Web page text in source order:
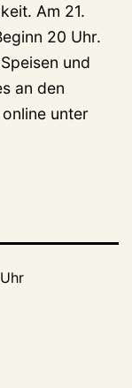
Am 21.
20 Uhr.
und
an den
unter